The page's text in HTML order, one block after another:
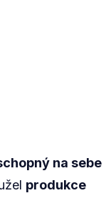
na sebe
produkce